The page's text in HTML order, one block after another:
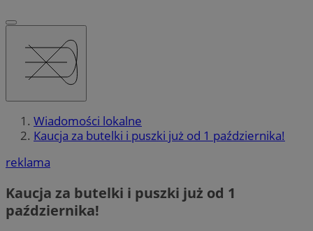
Wiadomości lokalne
Kaucja za butelki i puszki już od 1 października!
reklama
Kaucja za butelki i puszki już od 1
października!